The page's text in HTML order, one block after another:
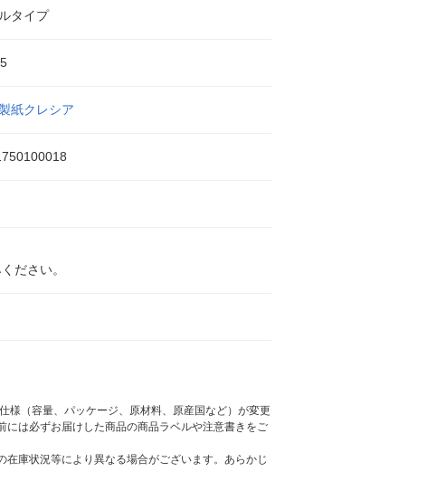
タイプ
紙クレシア
ださい。
様（容量、パッケージ、原材料、原産国など）が変更
は必ずお届けした商品の商品ラベルや注意書きをご
庫状況等により異なる場合がございます。あらかじ